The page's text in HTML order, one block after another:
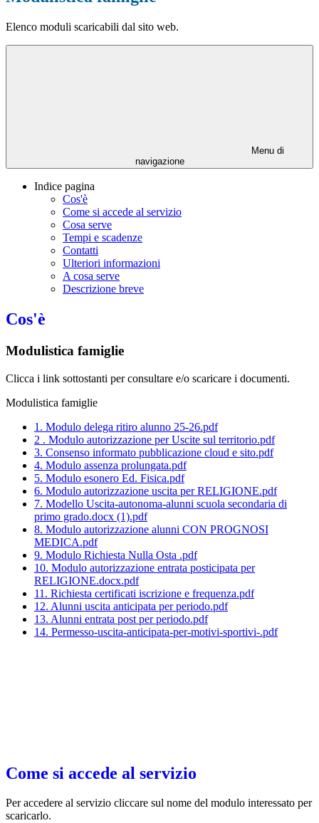
Elenco moduli scaricabili dal sito web.
Menu di
navigazione
Indice pagina
Cos'è
Come si accede al servizio
Cosa serve
Tempi e scadenze
Contatti
Ulteriori informazioni
A cosa serve
Descrizione breve
Cos'è
Modulistica famiglie
Clicca i link sottostanti per consultare e/o scaricare i documenti.
Modulistica famiglie
1. Modulo delega ritiro alunno 25-26.pdf
2 . Modulo autorizzazione per Uscite sul territorio.pdf
3. Consenso informato pubblicazione cloud e sito.pdf
4. Modulo assenza prolungata.pdf
5. Modulo esonero Ed. Fisica.pdf
6. Modulo autorizzazione uscita per RELIGIONE.pdf
7. Modello Uscita-autonoma-alunni scuola secondaria di
primo grado.docx (1).pdf
8. Modulo autorizzazione alunni CON PROGNOSI
MEDICA.pdf
9. Modulo Richiesta Nulla Osta .pdf
10. Modulo autorizzazione entrata posticipata per
RELIGIONE.docx.pdf
11. Richiesta certificati iscrizione e frequenza.pdf
12. Alunni uscita anticipata per periodo.pdf
13. Alunni entrata post per periodo.pdf
14. Permesso-uscita-anticipata-per-motivi-sportivi-.pdf
Come si accede al servizio
Per accedere al servizio cliccare sul nome del modulo interessato per
scaricarlo.